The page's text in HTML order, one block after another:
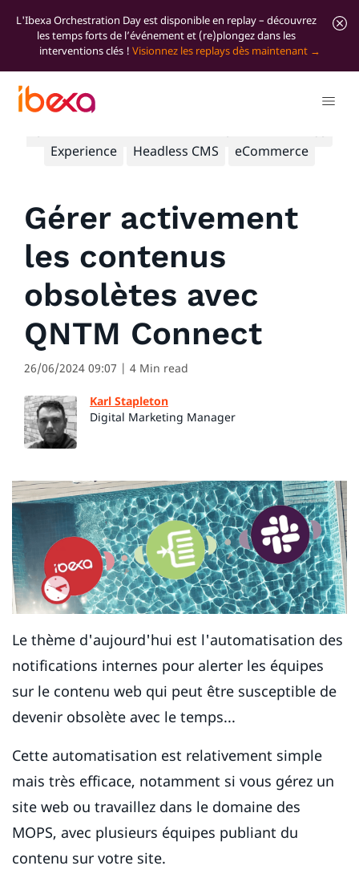
L'Ibexa Orchestration Day est disponible en replay – découvrez
les temps forts de l’événement et (re)plongez dans les
interventions clés ! Visionnez les replays dès maintenant
Tous les articles de blog
Experience
Headless CMS eCommerce
Gérer activement
les contenus
obsolètes avec
QNTM Connect
26/06/2024 09:07 | 4 Min read
Karl Stapleton
Digital Marketing Manager
Le thème d'aujourd'hui est l'automatisation des
notifications internes pour alerter les équipes
sur le contenu web qui peut être susceptible de
devenir obsolète avec le temps...
Cette automatisation est relativement simple
mais très efficace, notamment si vous gérez un
site web ou travaillez dans le domaine des
MOPS, avec plusieurs équipes publiant du
contenu sur votre site.